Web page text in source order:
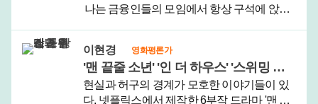
나는 금융인들의 모임에서 항상 구석에 앉아
10월 정태영 현대카드 부회장이 페이스북에
올린 글이다. 20여 년 전 정 ..
이현경 영화평론가
'맨 끝줄 소년' '인 더 하우스' '스위밍 풀', 창작과 현실의 경계
현실과 허구의 경계가 모호한 이야기들이 있
다. 넷플릭스에서 제작한 6부작 드라마 '맨 끝